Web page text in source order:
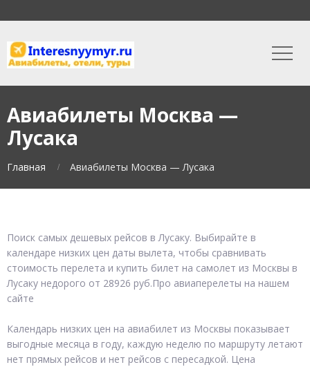
Авиабилеты Москва —
Лусака
Главная Авиабилеты Москва — Лусака
Поиск самых дешевых рейсов в Лусаку. Выбирайте в
календаре низких цен даты вылета, чтобы сравнивать
стоимость перелета и купить билет на самолет из Москвы в
Лусаку недорого от 28926 руб.Про авиаперелеты на нашем
сайте
Календарь низких цен на авиабилет из Москвы показывает
выгодные месяца в году, каждую неделю по маршруту летают
нет прямых рейсов и нет рейсов с пересадкой. Цена